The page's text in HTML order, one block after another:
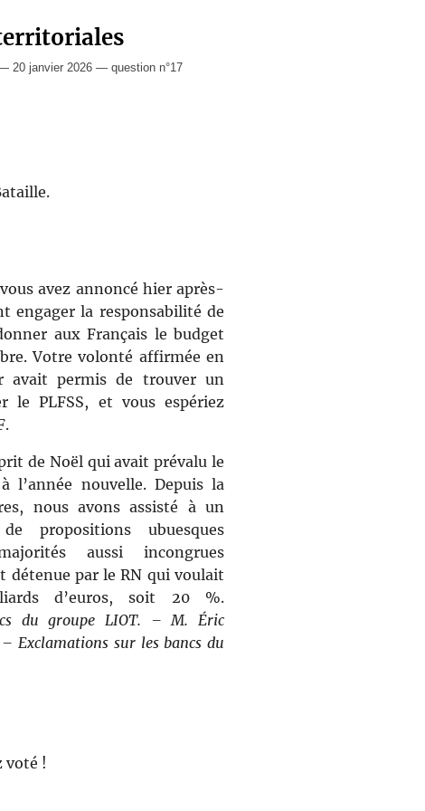
20 janvier 2026 — question n°17
avez annoncé hier après-
engager la responsabilité de
aux Français le budget
Votre volonté affirmée en
avait permis de trouver un
le PLFSS, et vous espériez
de Noël qui avait prévalu le
l’année nouvelle. Depuis la
nous avons assisté à un
propositions ubuesques
aussi incongrues
détenue par le RN qui voulait
d’euros, soit 20 %.
du groupe LIOT. – M. Éric
Exclamations sur les bancs du
voté !